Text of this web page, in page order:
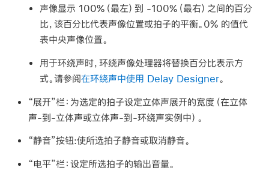
声像显示 100%（最左）到 -100%（最右）之间的百分
比，该百分比代表声像位置或拍子的平衡。0% 的值代
表中央声像位置。
用于环绕声时，环绕声像处理器将替换百分比表示方
式。请参阅在环绕声中使用 Delay Designer。
“展开”栏： 为选定的拍子设定立体声展开的宽度（在立体
声-到-立体声或立体声-到-环绕声实例中）。
“静音”按钮:使所选拍子静音或取消静音。
“电平”栏： 设定所选拍子的输出音量。